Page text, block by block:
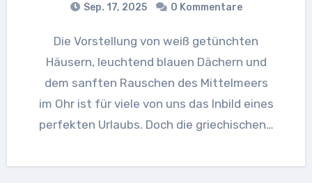
Sep. 17, 2025 0 Kommentare
Die Vorstellung von weiß getünchten
Häusern, leuchtend blauen Dächern und
dem sanften Rauschen des Mittelmeers
im Ohr ist für viele von uns das Inbild eines
perfekten Urlaubs. Doch die griechischen…